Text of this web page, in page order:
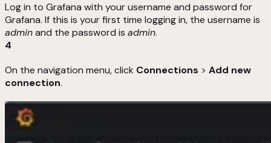
Log in to Grafana with your username and password for
Grafana. If this is your first time logging in, the username is
adminand the password is admin.
4
On the navigation menu, click Connections > Add new
connection.